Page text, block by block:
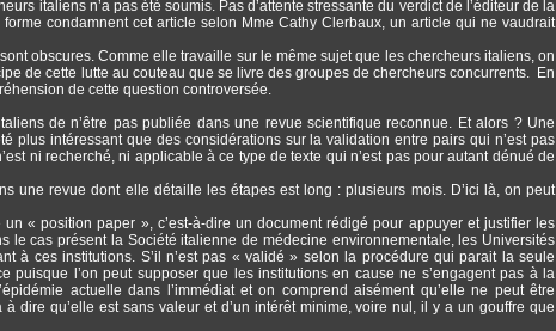
italiens n’a pas été soumis. Pas d’attente stressante du verdict de l’éditeur de la
condamnent cet article selon Mme Cathy Clerbaux, un article qui ne vaudrait
obscures. Comme elle travaille sur le même sujet que les chercheurs italiens, on
de cette lutte au couteau que se livre des groupes de chercheurs concurrents. En
de cette question controversée.
de n’être pas publiée dans une revue scientifique reconnue. Et alors ? Une
plus intéressant que des considérations sur la validation entre pairs qui n’est pas
ni recherché, ni applicable à ce type de texte qui n’est pas pour autant dénué de
une revue dont elle détaille les étapes est long : plusieurs mois. D’ici là, on peut
« position paper », c’est-à-dire un document rédigé pour appuyer et justifier les
le cas présent la Société italienne de médecine environnementale, les Universités
à ces institutions. S’il n’est pas « validé » selon la procédure qui parait la seule
puisque l’on peut supposer que les institutions en cause ne s’engagent pas à la
actuelle dans l’immédiat et on comprend aisément qu’elle ne peut être
dire qu’elle est sans valeur et d’un intérêt minime, voire nul, il y a un gouffre que